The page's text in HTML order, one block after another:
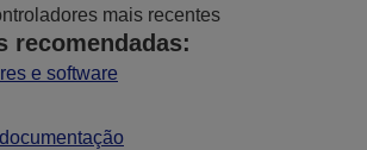
mais recentes
recomendadas:
e software